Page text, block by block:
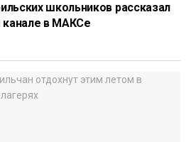
школьников рассказал
канале в МАКСе